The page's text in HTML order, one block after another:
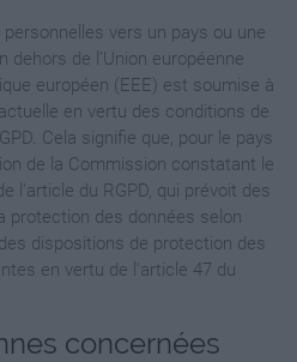
vers un pays ou une
de l’Union européenne
européen (EEE) est soumise à
en vertu des conditions de
Cela signifie que, pour le pays
de la Commission constatant le
l'article du RGPD, qui prévoit des
protection des données selon
dispositions de protection des
en vertu de l'article 47 du
concernées